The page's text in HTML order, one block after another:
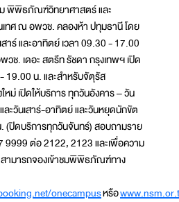
พิพิธภัณฑ์วิทยาศาสตร์ และ
ทศ ณ อพวช. คลองห้า ปทุมธานี โดย
สาร์ และอาทิตย์ เวลา 09.30 - 17.00
ช. เดอะ สตรีท รัชดา กรุงเทพฯ เปิด
19.00 น. และสำหรับจัตุรัส
ม่ เปิดให้บริการ ทุกวันอังคาร – วัน
ะวันเสาร์-อาทิตย์ และวันหยุดนักขัต
(ปิดบริการทุกวันจันทร์) สอบถามราย
9999 ต่อ 2122, 2123 และเพื่อความ
สามารถจองเข้าชมพิพิธภัณฑ์ทาง
onecampusหรือ